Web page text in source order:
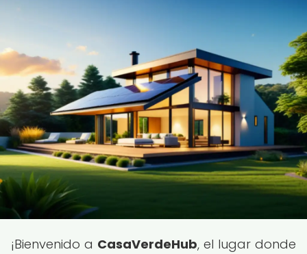
¡Bienvenido a CasaVerdeHub, el lugar donde